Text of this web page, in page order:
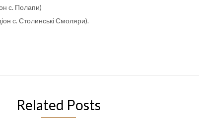
с. Полапи)
с. Столинські Смоляри).
Related Posts